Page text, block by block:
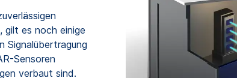
es noch einige
Signalübertragung
Sensoren
verbaut sind.